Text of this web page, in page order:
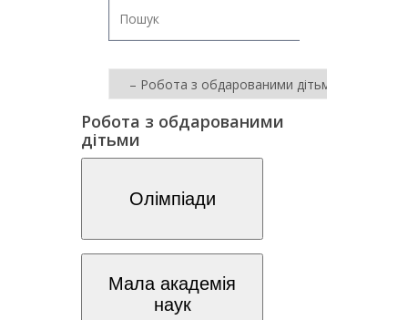
Робота з обдарованими
дітьми
Олімпіади
Мала академія
наук